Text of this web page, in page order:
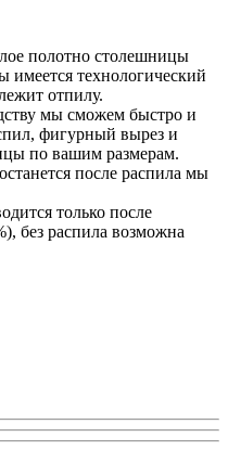
полотно столешницы
технологический
отпилу.
мы сможем быстро и
фигурный вырез и
по вашим размерам.
после распила мы
только после
без распила возможна